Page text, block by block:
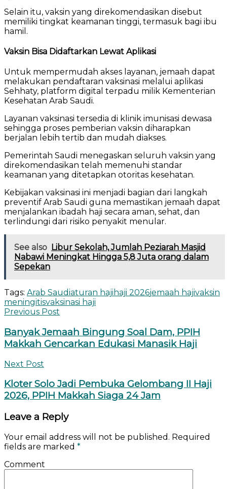
Selain itu, vaksin yang direkomendasikan disebut
memiliki tingkat keamanan tinggi, termasuk bagi ibu
hamil.
Vaksin Bisa Didaftarkan Lewat Aplikasi
Untuk mempermudah akses layanan, jemaah dapat
melakukan pendaftaran vaksinasi melalui aplikasi
Sehhaty, platform digital terpadu milik Kementerian
Kesehatan Arab Saudi.
Layanan vaksinasi tersedia di klinik imunisasi dewasa
sehingga proses pemberian vaksin diharapkan
berjalan lebih tertib dan mudah diakses.
Pemerintah Saudi menegaskan seluruh vaksin yang
direkomendasikan telah memenuhi standar
keamanan yang ditetapkan otoritas kesehatan.
Kebijakan vaksinasi ini menjadi bagian dari langkah
preventif Arab Saudi guna memastikan jemaah dapat
menjalankan ibadah haji secara aman, sehat, dan
terlindungi dari risiko penyakit menular.
See also Libur Sekolah, Jumlah Peziarah Masjid
Nabawi Meningkat Hingga 5,8 Juta orang dalam
Sepekan
Tags: Arab Saudiaturan haji haji 2026jemaah hajivaksin
meningitisvaksinasi haji
Previous Post
Banyak Jemaah Bingung Soal Dam, PPIH
Makkah Gencarkan Edukasi Manasik Haji
Next Post
Kloter Solo Jadi Pembuka Gelombang II Haji
2026, PPIH Makkah Siaga 24 Jam
Leave a Reply
Your email address will not be published. Required
fields are marked *
Comment